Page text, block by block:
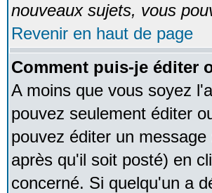
nouveaux sujets, vous
Revenir en haut de page
Comment puis-je éditer
A moins que vous soyez
pouvez seulement éditer
pouvez éditer un
après qu'il soit posté) en
concerné. Si quelqu'un a